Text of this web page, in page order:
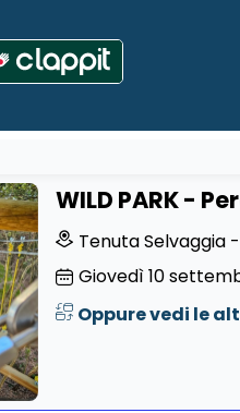
WILD PARK -
Tenuta Selvaggia
Giovedì10
Oppure vedi le